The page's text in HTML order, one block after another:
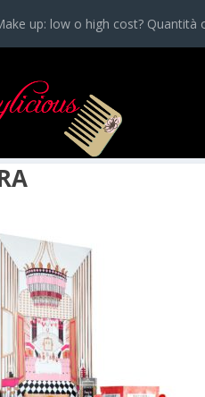
up: low o high cost? Quantità